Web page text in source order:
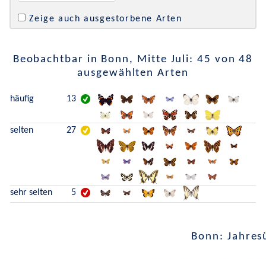
Zeige auch ausgestorbene Arten
Beobachtbar in Bonn, Mitte Juli: 45 von 48
ausgewählten Arten
häufig 13
selten 27
sehr selten 5
Bonn: